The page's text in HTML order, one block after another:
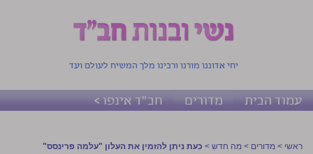
יחי אדוננו מורנו ורבינו מלך המשיח לעולם ועד
עמוד הבית מדורים חב"ד אינפו >
ראשי > מדורים > מה חדש > כעת ניתן להזמין את העלון "עלמה פרינסס"